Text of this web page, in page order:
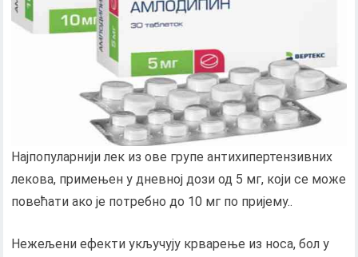
Најпопуларнији лек из ове групе антихипертензивних
лекова, примењен у дневној дози од 5 мг, који се може
повећати ако је потребно до 10 мг по пријему..
Нежељени ефекти укључују крварење из носа, бол у